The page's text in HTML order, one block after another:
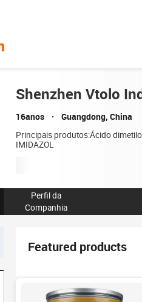
Shenzhen Vtolo
16anos Guangdong, China
Principais produtos:Ácido
IMIDAZOL
Perfil da
Companhia
Featured products